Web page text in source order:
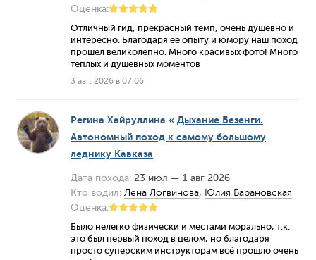
Оценка:
Отличный гид, прекрасный темп, очень душевно и
интересно. Благодаря ее опыту и юмору наш поход
прошел великолепно. Много красивых фото! Много
теплых и душевных моментов
3 авг. 2026 в 07:06
Регина Хайруллина « Дыхание Безенги.
Автономный поход к самому большому
леднику Кавказа
Дата похода: 23 июл — 1 авг 2026
Кто водил: Лена Логвинова, Юлия Барановская
Оценка:
Было нелегко физически и местами морально, т.к.
это был первый поход в целом, но благодаря
просто суперским инструкторам всё прошло очень